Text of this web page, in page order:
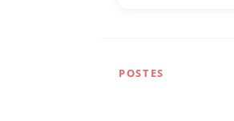
POSTES